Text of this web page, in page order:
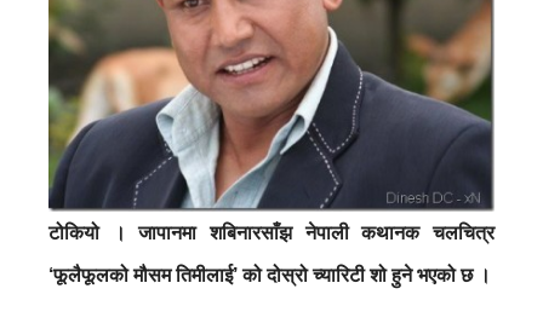
टोकियो । जापानमा शबिनारसाँझ नेपाली कथानक चलचित्र
‘फूलैफूलको मौसम तिमीलाई’ को दोस्रो च्यारिटी शो हुने भएको छ ।